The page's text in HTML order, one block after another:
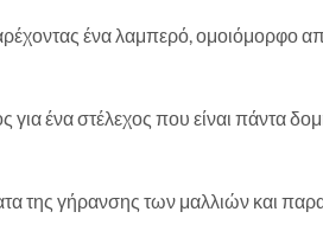
ένα λαμπερό, ομοιόμορφο
ένα στέλεχος που είναι πάντα
της γήρανσης των μαλλιών και